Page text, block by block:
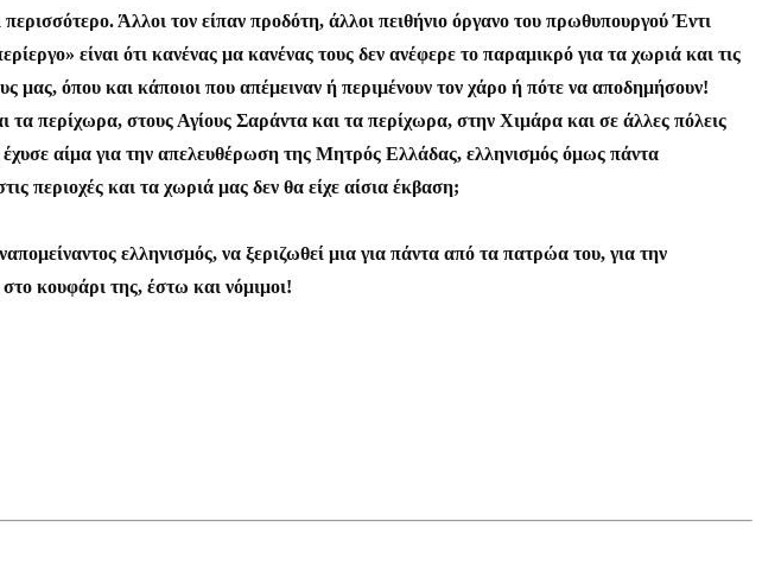
Άλλοι τον είπαν προδότη, άλλοι πειθήνιο όργανο του πρωθυπουργού Έντι
είναι ότι κανένας μα κανένας τους δεν ανέφερε το παραμικρό για τα χωριά και τις
μας, όπου και κάποιοι που απέμειναν ή περιμένουν τον χάρο ή πότε να αποδημήσουν!
περίχωρα, στους Αγίους Σαράντα και τα περίχωρα, στην Χιμάρα και σε άλλες πόλεις
αίμα για την απελευθέρωση της Μητρός Ελλάδας, ελληνισμός όμως πάντα
περιοχές και τα χωριά μας δεν θα είχε αίσια έκβαση;
ελληνισμός, να ξεριζωθεί μια για πάντα από τα πατρώα του, για την
κουφάρι της, έστω και νόμιμοι!